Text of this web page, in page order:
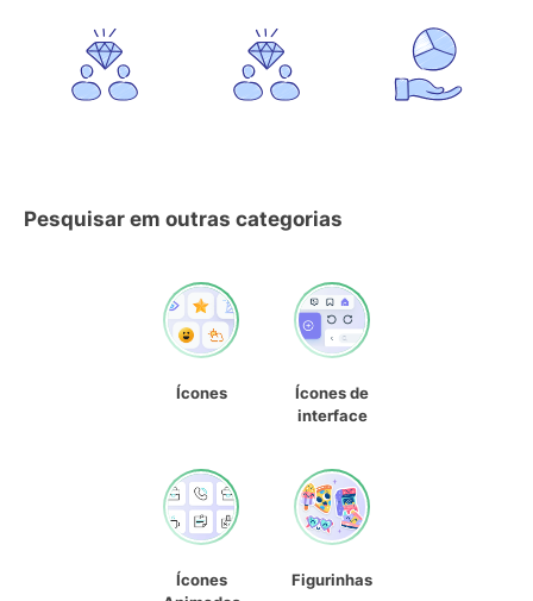
Pesquisar em outras categorias
Ícones
Ícones de
interface
Ícones
Figurinhas